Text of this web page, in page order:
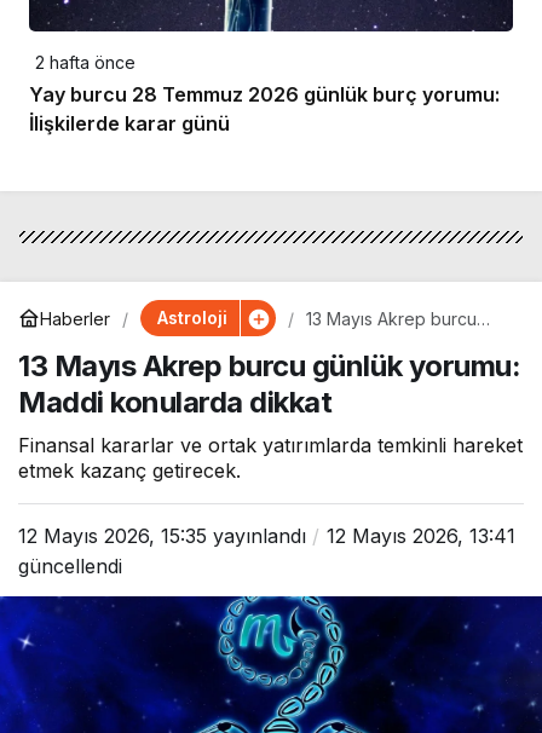
2 hafta önce
Yay burcu 28 Temmuz 2026 günlük burç yorumu:
İlişkilerde karar günü
Haberler Astroloji
13 Mayıs Akrep burcu
konularda dikkat
13 Mayıs Akrep burcu günlük yorumu:
Maddi konularda dikkat
Finansal kararlar ve ortak yatırımlarda temkinli hareket
etmek kazanç getirecek.
12 Mayıs 2026, 15:35 yayınlandı
12 Mayıs 2026, 13:41
güncellendi